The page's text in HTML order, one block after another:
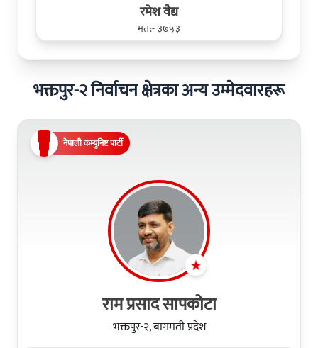
रमेश व‌ैद्य
मत:- ३७५३
भक्तपुर-२ निर्वाचन क्षेत्रका अन्य उम्मेदवारहरू
नेपाली कम्युनिष्ट पार्टी
राम प्रसाद सापकोटा
भक्तपुर-२, बागमती प्रदेश